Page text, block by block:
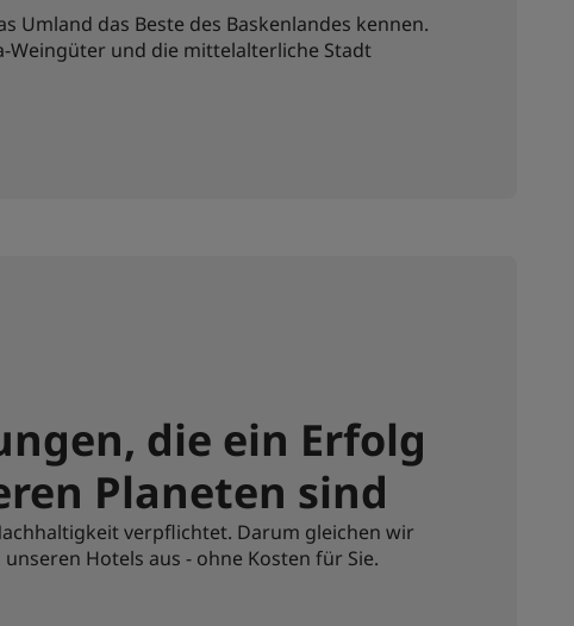
Umland das Beste des Baskenlandes kennen.
Weingüter und die mittelalterliche Stadt
die ein Erfolg
Planeten sind
verpflichtet. Darum gleichen wir
Hotels aus - ohne Kosten für Sie.